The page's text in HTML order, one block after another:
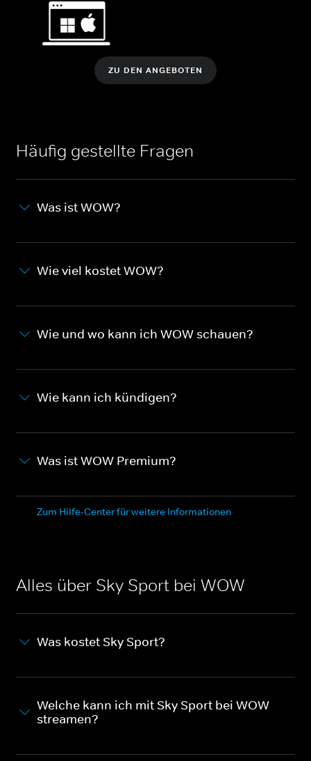
ZU DEN ANGEBOTEN
Häufig gestellte Fragen
Was ist WOW?
Wie viel kostet WOW?
Wie und wo kann ich WOW schauen?
Wie kann ich kündigen?
Was ist WOW Premium?
Zum Hilfe-Center für weitere Informationen
Alles über Sky Sport bei WOW
Was kostet Sky Sport?
Welche kann ich mit Sky Sport bei WOW
streamen?